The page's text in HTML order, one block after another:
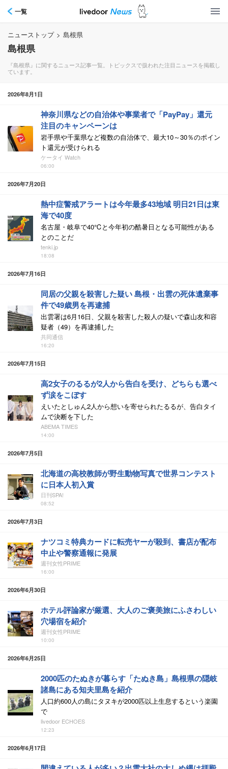
一覧
ニューストップ > 島根県
島根県
『島根県』に関するニュース記事一覧。トピックスで扱われた注目ニュースを掲載し
ています。
2026年8月1日
神奈川県などの自治体や事業者で「PayPay」還元
注目のキャンペーンは
岩手県や千葉県など複数の自治体で、最大10～30％のポイン
ト還元が受けられる
ケータイ Watch
06:00
2026年7月20日
熱中症警戒アラートは今年最多43地域 明日21日は東
海で40度
名古屋・岐阜で40℃と今年初の酷暑日となる可能性がある
とのことだ
tenki.jp
18:08
2026年7月16日
同居の父親を殺害した疑い 島根・出雲の死体遺棄事
件で49歳男を再逮捕
出雲署は6月16日、父親を殺害した殺人の疑いで森山友和容
疑者（49）を再逮捕した
共同通信
16:20
2026年7月15日
高2女子のるるが2人から告白を受け、どちらも選べ
ず涙をこぼす
えいたとしゅん2人から想いを寄せられたるるが、告白タイ
ムで決断を下した
ABEMA TIMES
14:00
2026年7月5日
北海道の高校教師が野生動物写真で世界コンテスト
に日本人初入賞
日刊SPA!
08:52
2026年7月3日
ナツコミ特典カードに転売ヤーが殺到、書店が配布
中止や警察通報に発展
週刊女性PRIME
16:00
2026年6月30日
ホテル評論家が厳選、大人のご褒美旅にふさわしい
穴場宿を紹介
週刊女性PRIME
10:00
2026年6月25日
2000匹のたぬきが暮らす「たぬき島」島根県の隠岐
諸島にある知夫里島を紹介
人口約600人の島にタヌキが2000匹以上生息するという楽園
で
livedoor ECHOES
12:23
2026年6月17日